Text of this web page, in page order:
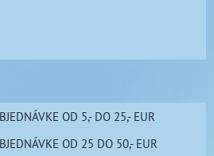
OD 5,- DO 25,- EUR
OD 25 DO 50,- EUR